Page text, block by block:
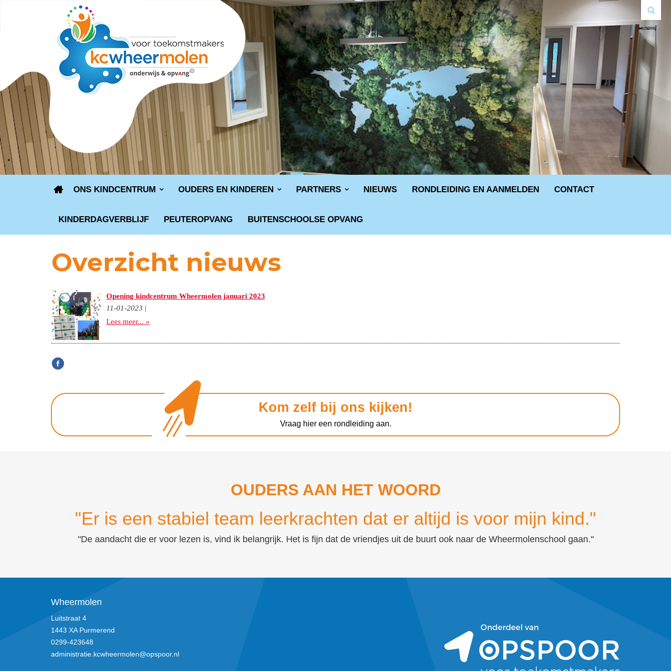
ONS KINDCENTRUM OUDERS EN KINDEREN PARTNERS NIEUWS RONDLEIDING EN AANMELDEN CONTACT
KINDERDAGVERBLIJF PEUTEROPVANG BUITENSCHOOLSE OPVANG
Overzicht nieuws
Opening kindcentrum Wheermolen januari 2023
11-01-2023 |
Lees meer... »
Kom zelf bij ons kijken!
Vraag hier een rondleiding aan.
OUDERS AAN HET WOORD
"Er is een stabiel team leerkrachten dat er altijd is voor mijn kind."
"De aandacht die er voor lezen is, vind ik belangrijk. Het is fijn dat de vriendjes uit de buurt ook naar de Wheermolenschool gaan."
Wheermolen
Luitstraat 4
1443 XA Purmerend
0299-423648
administratie.kcwheermolen@opspoor.nl